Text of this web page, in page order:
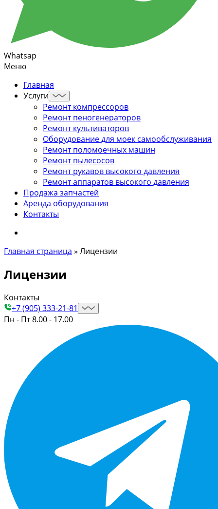
Whatsap
Меню
Главная
Услуги
Ремонт компрессоров
Ремонт пеногенераторов
Ремонт культиваторов
Оборудование для моек самообслуживания
Ремонт поломоечных машин
Ремонт пылесосов
Ремонт рукавов высокого давления
Ремонт аппаратов высокого давления
Продажа запчастей
Аренда оборудования
Контакты
Главная страница » Лицензии
Лицензии
Контакты
+7 (905) 333-21-81
Пн - Пт 8.00 - 17.00